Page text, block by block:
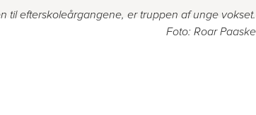
til efterskoleårgangene, er truppen af unge vokset.
Foto: Roar Paaske